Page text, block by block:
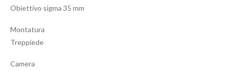
Obiettivo sigma 35 mm
Montatura
Treppiede
Camera